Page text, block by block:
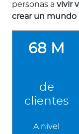
personas a vivir
crear un mundo
68 M
de
clientes
A nivel